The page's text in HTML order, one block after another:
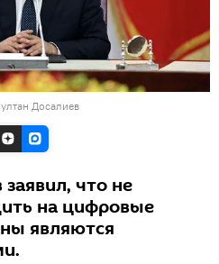
Досалиев
что не
на цифровые
являются